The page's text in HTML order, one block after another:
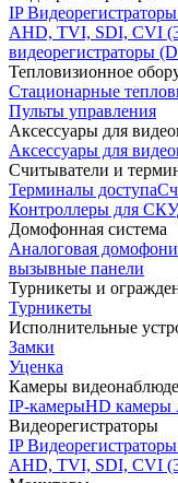
IP
AHD, TVI, SDI, CVI
видеорегистраторы
Тепловизионное
Стационарные
Пульты управления
Аксессуары для
Аксессуары для
Считыватели и
Терминалы доступа
Контроллеры для
Домофонная система
Аналоговая
вызывные панели
Турникеты и
Турникеты
Исполнительные
Замки
Уценка
Камеры
IP-камерыHD
Видеорегистраторы
IP
AHD, TVI, SDI, CVI